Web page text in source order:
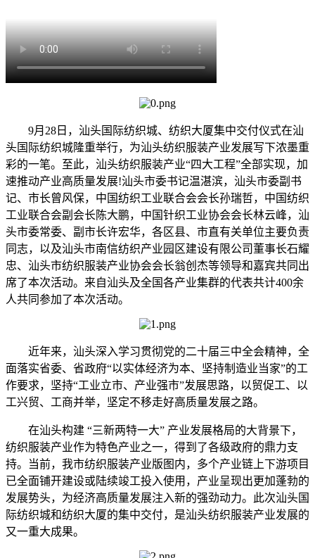
9月28日，汕头国际纺织城、纺织大厦集中交付仪式在汕
头国际纺织城隆重举行，为汕头纺织服装产业发展写下浓墨重
彩的一笔。至此，汕头纺织服装产业“四大工程”全部实现，加
速推动产业高质量发展!汕头市委书记温湛滨，汕头市委副书
记、市长曾风保，中国纺织工业联合会会长孙瑞哲，中国纺织
工业联合会副会长陈大鹏，中国针织工业协会会长林云峰，汕
头市委常委、副市长许宏华，各区县、市直有关单位主要负责
同志，以及汕头市南信纺织产业园区建设有限公司董事长石耀
忠、汕头市纺织服装产业协会会长翁创杰等领导和嘉宾共同出
席了本次活动。来自汕头及全国各产业集群的代表共计400余
人共同参加了本次活动。
近年来，汕头深入学习贯彻党的二十届三中全会精神，全
面落实省委、省政府“以实体经济为本、坚持制造业当家”的工
作要求，坚持“工业立市、产业强市”发展思路，以贸促工、以
工兴贸、工商并举，坚定不移走好高质量发展之路。
在汕头构建 “三新两特一大” 产业发展格局的大背景下，
纺织服装产业作为特色产业之一，得到了各级政府的鼎力支
持。当前，我市纺织服装产业版图内，多个产业链上下游项目
已全面铺开建设或陆续竣工投入使用，产业呈现出更加蓬勃的
发展势头，为经济高质量发展注入新的强劲动力。此次汕头国
际纺织城和纺织大厦的集中交付，是汕头纺织服装产业发展的
又一重大成果。